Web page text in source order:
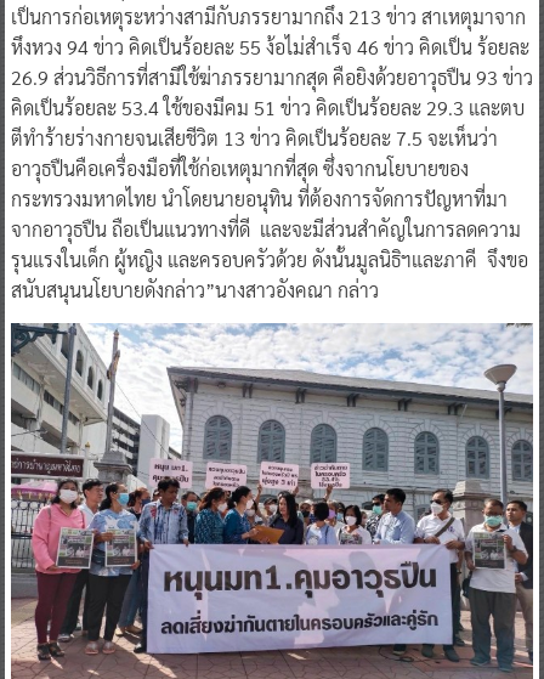
เป็นการก่อเหตุระหว่างสามีกับภรรยามากถึง 213 ข่าว สาเหตุมาจาก
หึงหวง 94 ข่าว คิดเป็นร้อยละ 55 ง้อไม่สำเร็จ 46 ข่าว คิดเป็น ร้อยละ
26.9 ส่วนวิธีการที่สามีใช้ฆ่าภรรยามากสุด คือยิงด้วยอาวุธปืน 93 ข่าว
คิดเป็นร้อยละ 53.4 ใช้ของมีคม 51 ข่าว คิดเป็นร้อยละ 29.3 และตบ
ตีทำร้ายร่างกายจนเสียชีวิต 13 ข่าว คิดเป็นร้อยละ 7.5 จะเห็นว่า
อาวุธปืนคือเครื่องมือที่ใช้ก่อเหตุมากที่สุด ซึ่งจากนโยบายของ
กระทรวงมหาดไทย นำโดยนายอนุทิน ที่ต้องการจัดการปัญหาที่มา
จากอาวุธปืน ถือเป็นแนวทางที่ดี และจะมีส่วนสำคัญในการลดความ
รุนแรงในเด็ก ผู้หญิง และครอบครัวด้วย ดังนั้นมูลนิธิฯและภาคี จึงขอ
สนับสนุนนโยบายดังกล่าว”นางสาวอังคณา กล่าว